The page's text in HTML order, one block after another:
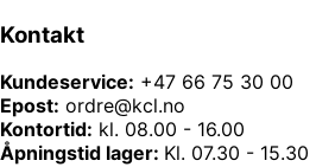
Kontakt
Kundeservice: +47 66 75 30 00
Epost: ordre@kcl.no
Kontortid: kl. 08.00 - 16.00
Åpningstid lager: Kl. 07.30 - 15.30